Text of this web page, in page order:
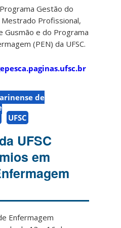
Gestão do
Profissional,
Gusmão e do Programa
(PEN) da UFSC.
de
UFSC
UFSC
em
Enfermagem